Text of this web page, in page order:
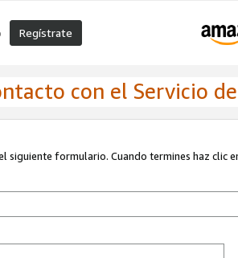
Regístrate
con el Servicio
siguiente formulario. Cuando termines haz clic